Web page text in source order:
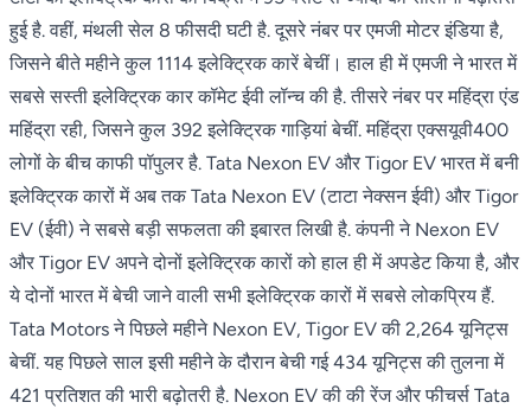
हुई है. वहीं, मंथली सेल 8 फीसदी घटी है. दूसरे नंबर पर एमजी मोटर इंडिया है,
जिसने बीते महीने कुल 1114 इलेक्ट्रिक कारें बेचीं। हाल ही में एमजी ने भारत में
सबसे सस्ती इलेक्ट्रिक कार कॉमेट ईवी लॉन्च की है. तीसरे नंबर पर महिंद्रा एंड
महिंद्रा रही, जिसने कुल 392 इलेक्ट्रिक गाड़ियां बेचीं. महिंद्रा एक्सयूवी400
लोगों के बीच काफी पॉपुलर है. Tata Nexon EV और Tigor EV भारत में बनी
इलेक्ट्रिक कारों में अब तक Tata Nexon EV (टाटा नेक्सन ईवी) और Tigor
EV (ईवी) ने सबसे बड़ी सफलता की इबारत लिखी है. कंपनी ने Nexon EV
और Tigor EV अपने दोनों इलेक्ट्रिक कारों को हाल ही में अपडेट किया है, और
ये दोनों भारत में बेची जाने वाली सभी इलेक्ट्रिक कारों में सबसे लोकप्रिय हैं.
Tata Motors ने पिछले महीने Nexon EV, Tigor EV की 2,264 यूनिट्स
बेचीं. यह पिछले साल इसी महीने के दौरान बेची गई 434 यूनिट्स की तुलना में
421 प्रतिशत की भारी बढ़ोतरी है. Nexon EV की की रेंज और फीचर्स Tata